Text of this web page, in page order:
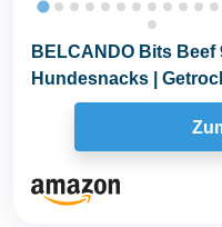
BELCANDO Bits Beef
Hundesnacks |
natürlich